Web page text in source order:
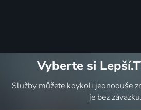
Vyberte si
Služby můžete kdykoli jednoduše
je bez závazku.